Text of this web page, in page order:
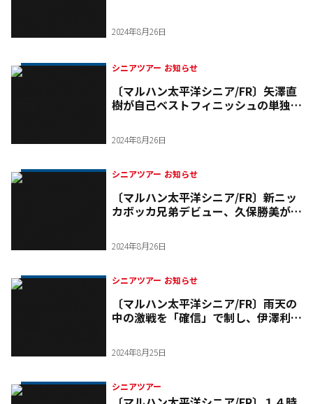
2024年8月26日
シニアツアー お知らせ
〔マルハン太平洋シニア/FR〕矢澤直
樹が自己ベストフィニッシュの単独3
2024年8月26日
シニアツアー お知らせ
〔マルハン太平洋シニア/FR〕新ニッ
カボッカ兄弟デビュー、久保勝美が長
飾る
2024年8月26日
シニアツアー お知らせ
〔マルハン太平洋シニア/FR〕雨天の
中の激戦を「確信」で制し、伊澤利光
2024年8月25日
シニアツアー